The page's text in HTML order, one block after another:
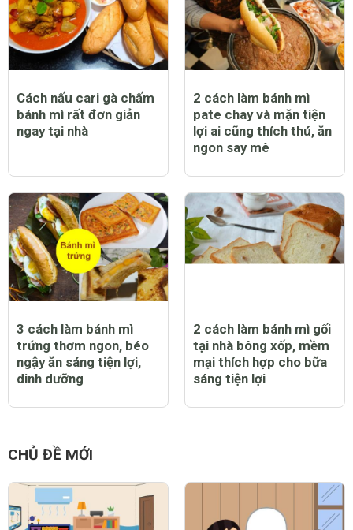
Cách nấu cari gà chấm
bánh mì rất đơn giản
ngay tại nhà
2 cách làm bánh mì
pate chay và mặn tiện
lợi ai cũng thích thú, ăn
ngon say mê
3 cách làm bánh mì
trứng thơm ngon, béo
ngậy ăn sáng tiện lợi,
dinh dưỡng
2 cách làm bánh mì gối
tại nhà bông xốp, mềm
mại thích hợp cho bữa
sáng tiện lợi
CHỦ ĐỀ MỚI